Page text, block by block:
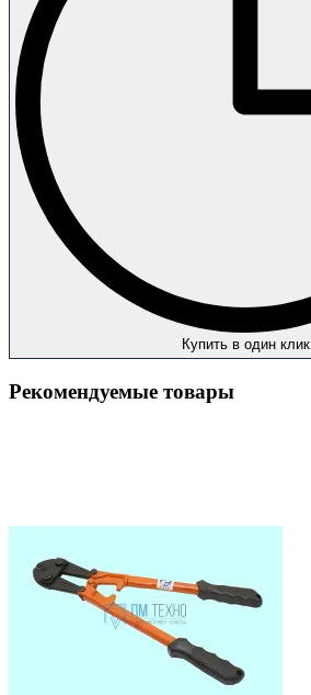
Купить в один клик
Рекомендуемые товары